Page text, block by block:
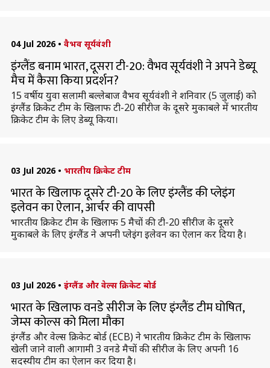
04 Jul 2026 • वैभव सूर्यवंशी
इंग्लैंड बनाम भारत, दूसरा टी-20: वैभव सूर्यवंशी ने अपने डेब्यू
मैच में कैसा किया प्रदर्शन?
15 वर्षीय युवा सलामी बल्लेबाज वैभव सूर्यवंशी ने शनिवार (5 जुलाई) को
इंग्लैंड क्रिकेट टीम के खिलाफ टी-20 सीरीज के दूसरे मुकाबले में भारतीय
क्रिकेट टीम के लिए डेब्यू किया।
03 Jul 2026 • भारतीय क्रिकेट टीम
भारत के खिलाफ दूसरे टी-20 के लिए इंग्लैंड की प्लेइंग
इलेवन का ऐलान, आर्चर की वापसी
भारतीय क्रिकेट टीम के खिलाफ 5 मैचों की टी-20 सीरीज के दूसरे
मुकाबले के लिए इंग्लैंड ने अपनी प्लेइंग इलेवन का ऐलान कर दिया है।
03 Jul 2026 • इंग्लैंड और वेल्स क्रिकेट बोर्ड
भारत के खिलाफ वनडे सीरीज के लिए इंग्लैंड टीम घोषित,
जेम्स कोल्स को मिला मौका
इंग्लैंड और वेल्स क्रिकेट बोर्ड (ECB) ने भारतीय क्रिकेट टीम के खिलाफ
खेली जाने वाली आगामी 3 वनडे मैचों की सीरीज के लिए अपनी 16
सदस्यीय टीम का ऐलान कर दिया है।